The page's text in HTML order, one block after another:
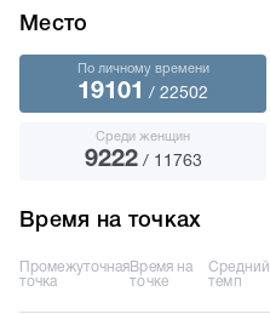
Место
По личному времени
19101 / 22502
Среди женщин
9222/ 11763
Время на точках
Промежуточная
точка
Время на
точке
Средний
темп